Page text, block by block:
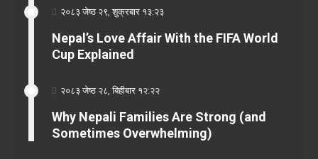
२०८३ जेष्ठ २९, शुक्रबार १३:२३
Nepal’s Love Affair With the FIFA World
Cup Explained
२०८३ जेष्ठ २८, बिहीबार १२:२२
Why Nepali Families Are Strong (and
Sometimes Overwhelming)